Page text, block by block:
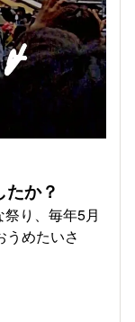
か？
り、毎年5月
うめたいさ